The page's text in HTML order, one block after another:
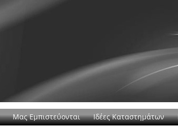
Μας Εμπιστεύονται Ιδέες Καταστημάτων